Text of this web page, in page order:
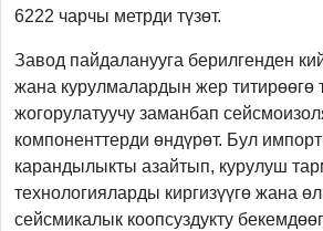
6222 чарчы метрди түзөт.
Завод пайдаланууга берилгенден
жана курулмалардын жер титирөөгө
жогорулатуучу заманбап
компоненттерди өндүрөт. Бул
карандылыкты азайтып, курулуш
технологияларды киргизүүгө жана
сейсмикалык коопсуздукту